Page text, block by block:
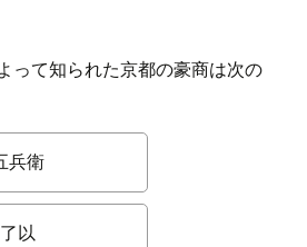
って知られた京都の豪商は次の
兵衛
以